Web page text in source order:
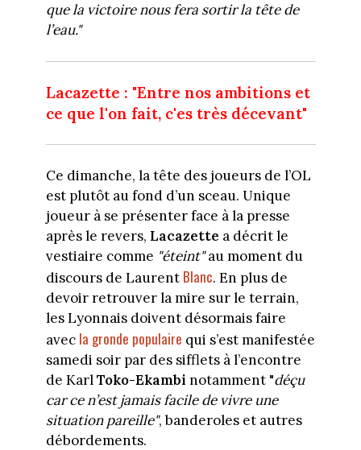
que la victoire nous fera sortir la tête de
l’eau."
Lacazette : "Entre nos ambitions et
ce que l'on fait, c'es très décevant"
Ce dimanche, la tête des joueurs de l’OL
est plutôt au fond d’un sceau. Unique
joueur à se présenter face à la presse
après le revers, Lacazette a décrit le
vestiaire comme "éteint"au moment du
discours de Laurent Blanc. En plus de
devoir retrouver la mire sur le terrain,
les Lyonnais doivent désormais faire
avec la gronde populaire qui s’est manifestée
samedi soir par des sifflets à l’encontre
de KarlToko-Ekambi notamment "déçu
car ce n’est jamais facile de vivre une
situation pareille", banderoles et autres
débordements.